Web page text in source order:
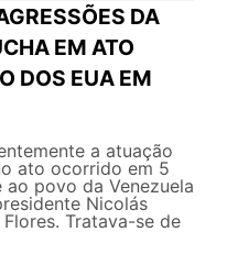
DA
EM ATO
DOS EUA EM
a atuação
ato ocorrido em 5
povo da Venezuela
Nicolás
Tratava-se de